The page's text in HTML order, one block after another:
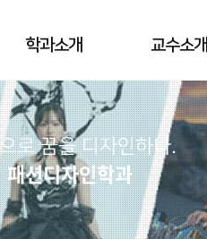
학과소개 교수소개
로 꿈을 디자인하다.
패션디자인학과